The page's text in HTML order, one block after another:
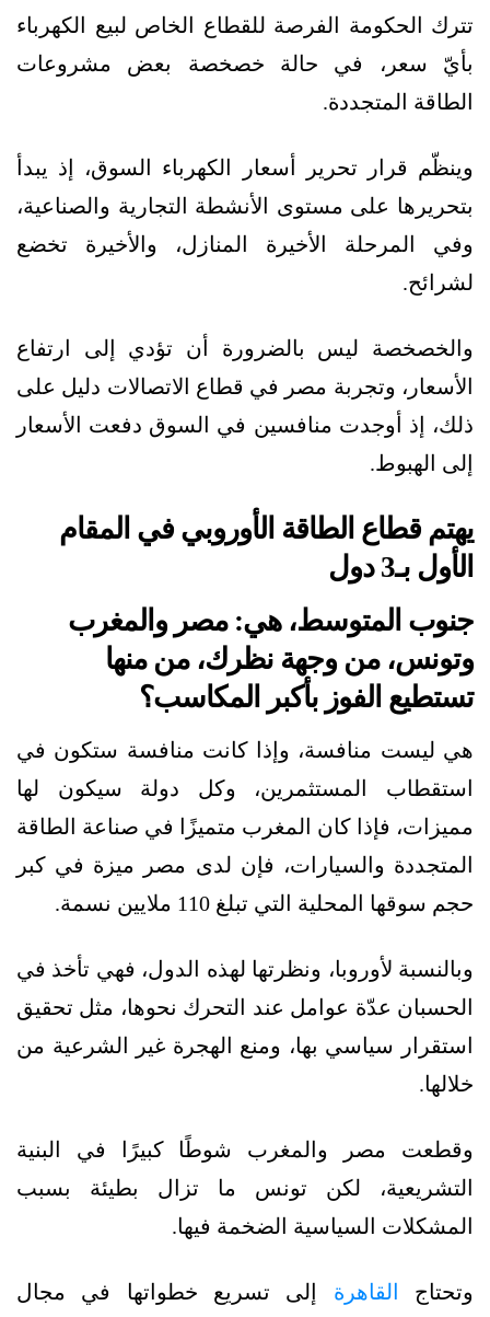
تترك الحكومة الفرصة للقطاع الخاص لبيع الكهرباء
بأيّ سعر، في حالة خصخصة بعض مشروعات
الطاقة المتجددة.
وينظّم قرار تحرير أسعار الكهرباء السوق، إذ يبدأ
بتحريرها على مستوى الأنشطة التجارية والصناعية،
وفي المرحلة الأخيرة المنازل، والأخيرة تخضع
لشرائح.
والخصخصة ليس بالضرورة أن تؤدي إلى ارتفاع
الأسعار، وتجربة مصر في قطاع الاتصالات دليل على
ذلك، إذ أوجدت منافسين في السوق دفعت الأسعار
إلى الهبوط.
يهتم قطاع الطاقة الأوروبي في المقام
الأول بـ3 دول
جنوب المتوسط، هي: مصر والمغرب
وتونس، من وجهة نظرك، من منها
تستطيع الفوز بأكبر المكاسب؟
هي ليست منافسة، وإذا كانت منافسة ستكون في
استقطاب المستثمرين، وكل دولة سيكون لها
مميزات، فإذا كان المغرب متميزًا في صناعة الطاقة
المتجددة والسيارات، فإن لدى مصر ميزة في كبر
حجم سوقها المحلية التي تبلغ 110 ملايين نسمة.
وبالنسبة لأوروبا، ونظرتها لهذه الدول، فهي تأخذ في
الحسبان عدّة عوامل عند التحرك نحوها، مثل تحقيق
استقرار سياسي بها، ومنع الهجرة غير الشرعية من
خلالها.
وقطعت مصر والمغرب شوطًا كبيرًا في البنية
التشريعية، لكن تونس ما تزال بطيئة بسبب
المشكلات السياسية الضخمة فيها.
وتحتاج القاهرة إلى تسريع خطواتها في مجال